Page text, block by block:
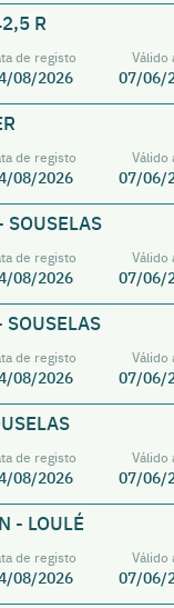
R
de registo
08/2026
Válido
07/06/
de registo
08/2026
Válido
07/06/
de registo
08/2026
Válido
07/06/
de registo
08/2026
Válido
07/06/
de registo
08/2026
Válido
07/06/
- LOULÉ
de registo
08/2026
Válido
07/06/